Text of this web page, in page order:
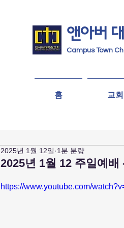
앤아버
Campus Town
홈 교
2025년 1월 12 주일예
2025년 1월 12일 1분 분량
https://www.youtube.com/